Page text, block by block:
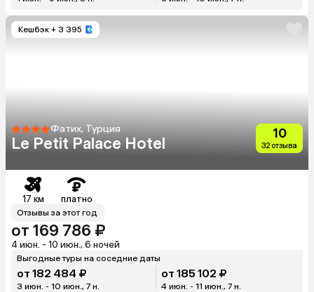
Кешбэк + 3 395
Фатих, Турция
Le Petit Palace Hotel
10
32 отзыва
17 км платно
Отзывы за этот год
от 169 786 ₽
4 июн. - 10 июн., 6 ночей
Выгодные туры на соседние даты
от 182 484 ₽
3 июн. - 10 июн., 7 н.
от 185 102 ₽
4 июн. - 11 июн., 7 н.